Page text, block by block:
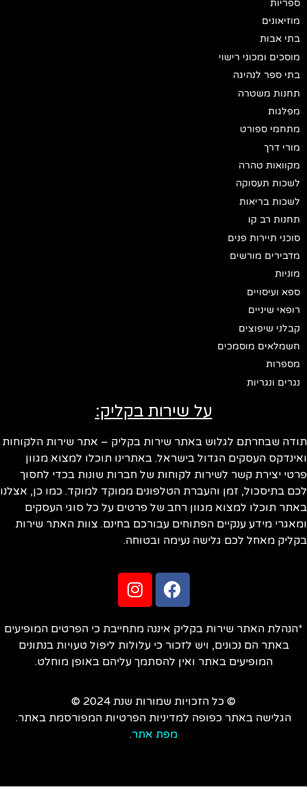
ספריות
מוזיאונים
בתי אבות
מוסכים ומכוני רישוי
בתי ספר לנהיגה
תחנות משטרה
מפלגות
מתחמי ספורט
מורי דרך
מקוואות טהרה
לשכות תעסוקה
לשכות בריאות
תחנות רב קו
סוכני תיירות פנים
מדבירים מורשים
מוניות
ספא ועיסויים
רופאי שיניים
קבלני שיפוצים
חשמלאים מוסמכים
מספרות
נגרים ונגריות
על שירות בקליק:
שבחרתם לגלוש באתר שירות בקליק – אתר שירות הלקוחות
העסקים הגדול בישראל. באתרינו תוכלו למצוא מגוון
יצירת קשר לשירות לקוחות של חברות שונות בכדי לחסוך
בתיסכול, זמן והעברת הטלפונים ממוקד למוקד. כמו כן, אצלנו
תוכלו למצוא מגוון רחב של פרטים על כל סוגי העסקים
מידע ענקיים הפתוחים עבורכם בחינם. צוות האתר שירות
מאחל לכם גלישה נעימה ובטוחה.
האתר שירות בקליק איננה מתחייבת כי הפרטים המופיעים
באתר הם נכונים, ויש לזכור כי עלולות ליפול טעויות בנתונים
המופיעים באתר ואין להסתמך עליהם באופן מוחלט.
© כל הזכויות שמורות שנת 2024 ©
הגלישה באתר כפופה למדיניות הפרטיות המפורסמת באתר.
מפת אתר.